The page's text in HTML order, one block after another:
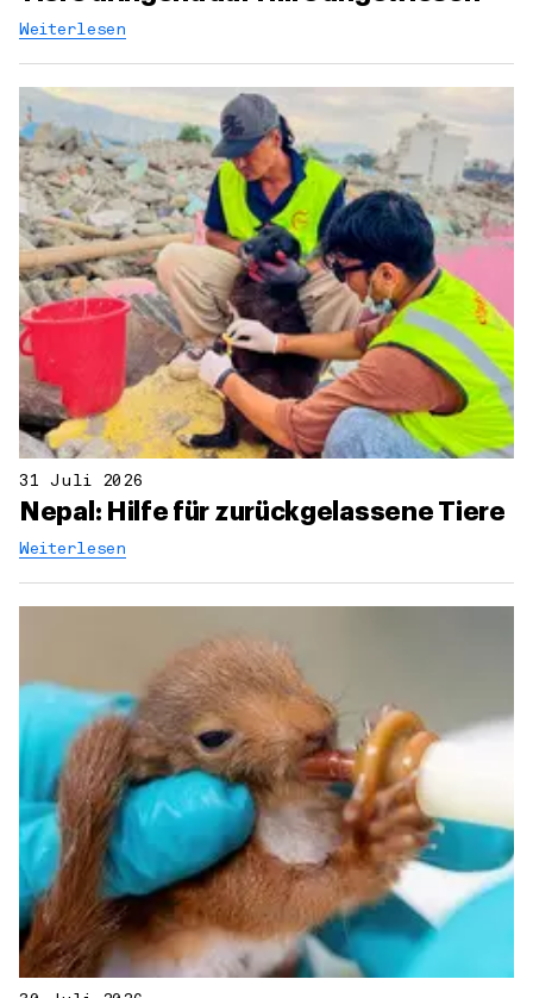
Weiterlesen
31 Juli 2026
Nepal: Hilfe für zurückgelassene Tiere
Weiterlesen